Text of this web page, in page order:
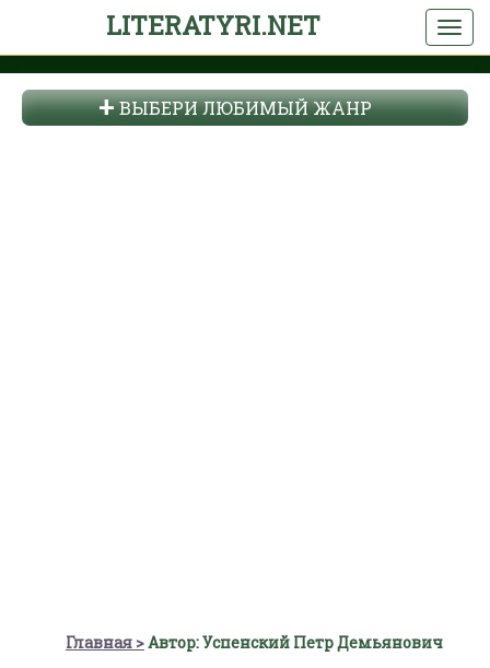
LITERATYRI.NET
ВЫБЕРИ ЛЮБИМЫЙ ЖАНР
Главная Автор: Успенский Петр Демьянович